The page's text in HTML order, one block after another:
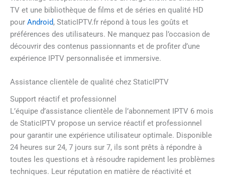
TV et une bibliothèque de films et de séries en qualité HD
pour Android, StaticIPTV.fr répond à tous les goûts et
préférences des utilisateurs. Ne manquez pas l’occasion de
découvrir des contenus passionnants et de profiter d’une
expérience IPTV personnalisée et immersive.
Assistance clientèle de qualité chez StaticIPTV
Support réactif et professionnel
L’équipe d’assistance clientèle de l’abonnement IPTV 6 mois
de StaticIPTV propose un service réactif et professionnel
pour garantir une expérience utilisateur optimale. Disponible
24 heures sur 24, 7 jours sur 7, ils sont prêts à répondre à
toutes les questions et à résoudre rapidement les problèmes
techniques. Leur réputation en matière de réactivité et